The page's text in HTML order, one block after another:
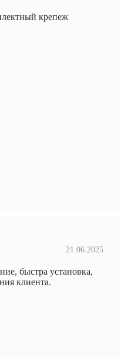
крепеж
21.06.2025
быстра установка,
клиента.